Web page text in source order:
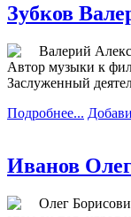
Зубков
Валерий
Автор музыки к
Заслуженный
Подробнее...
Иванов
Олег